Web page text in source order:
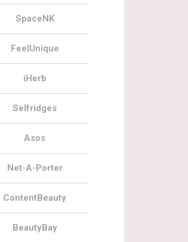
SpaceNK
FeelUnique
iHerb
Selfridges
Asos
Net-A-Porter
ContentBeauty
BeautyBay